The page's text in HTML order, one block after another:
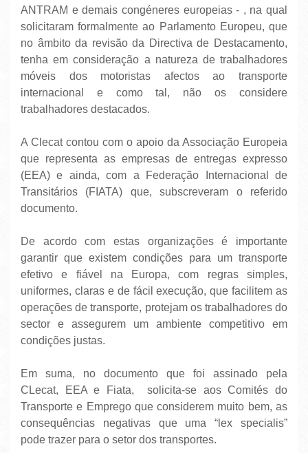
ANTRAM e demais congéneres europeias - , na qual
solicitaram formalmente ao Parlamento Europeu, que
no âmbito da revisão da Directiva de Destacamento,
tenha em consideração a natureza de trabalhadores
móveis dos motoristas afectos ao transporte
internacional e como tal, não os considere
trabalhadores destacados.
A Clecat contou com o apoio da Associação Europeia
que representa as empresas de entregas expresso
(EEA) e ainda, com a Federação Internacional de
Transitários (FIATA) que, subscreveram o referido
documento.
De acordo com estas organizações é importante
garantir que existem condições para um transporte
efetivo e fiável na Europa, com regras simples,
uniformes, claras e de fácil execução, que facilitem as
operações de transporte, protejam os trabalhadores do
sector e assegurem um ambiente competitivo em
condições justas.
Em suma, no documento que foi assinado pela
CLecat, EEA e Fiata, solicita-se aos Comités do
Transporte e Emprego que considerem muito bem, as
consequências negativas que uma “lex specialis”
pode trazer para o setor dos transportes.